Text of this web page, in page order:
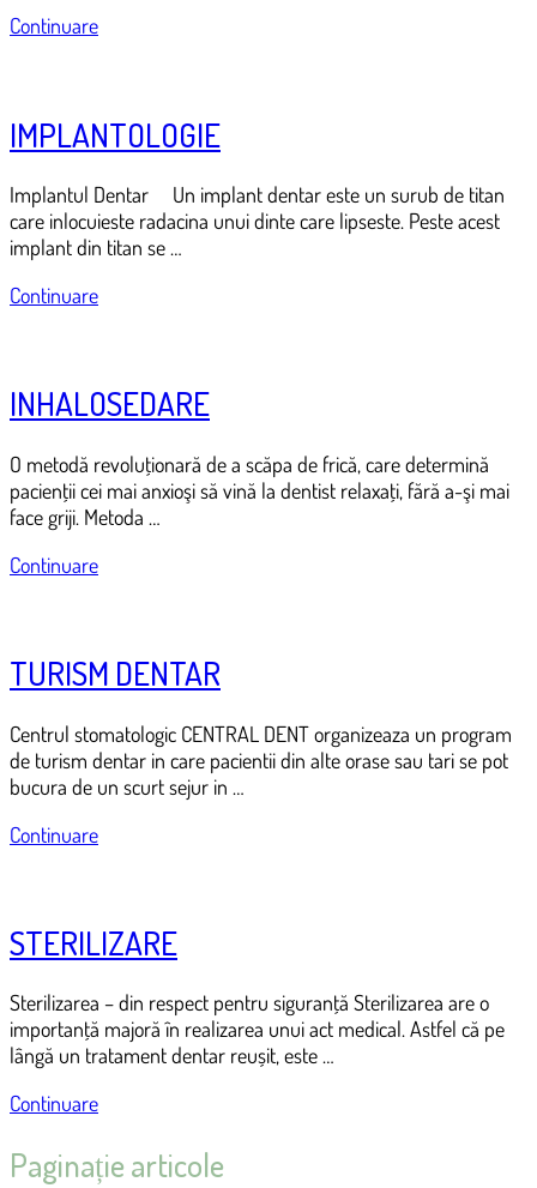
Continuare
IMPLANTOLOGIE
Implantul Dentar Un implant dentar este un surub de titan
care inlocuieste radacina unui dinte care lipseste. Peste acest
implant din titan se …
Continuare
INHALOSEDARE
O metodă revoluţionară de a scăpa de frică, care determină
pacienţii cei mai anxioşi să vină la dentist relaxaţi, fără a-şi mai
face griji. Metoda …
Continuare
TURISM DENTAR
Centrul stomatologic CENTRAL DENT organizeaza un program
de turism dentar in care pacientii din alte orase sau tari se pot
bucura de un scurt sejur in …
Continuare
STERILIZARE
Sterilizarea – din respect pentru siguranţă Sterilizarea are o
importanţă majoră în realizarea unui act medical. Astfel că pe
lângă un tratament dentar reușit, este …
Continuare
Paginație articole